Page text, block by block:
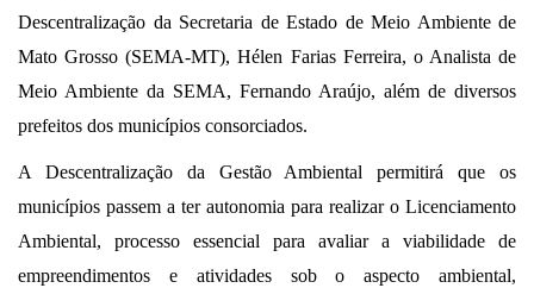
Descentralização da Secretaria de Estado de Meio Ambiente de
Mato Grosso (SEMA-MT), Hélen Farias Ferreira, o Analista de
Meio Ambiente da SEMA, Fernando Araújo, além de diversos
prefeitos dos municípios consorciados.
A Descentralização da Gestão Ambiental permitirá que os
municípios passem a ter autonomia para realizar o Licenciamento
Ambiental, processo essencial para avaliar a viabilidade de
empreendimentos e atividades sob o aspecto ambiental,